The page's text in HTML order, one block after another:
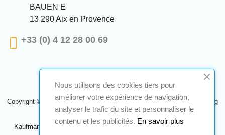
BAUEN E
13 290 Aix en Provence
+33 (0) 4 12 28 00 69
Copyright © 2024 A2S ATEX. Alle Rechte vorbehalten. Eine Realisierung
Navilog
Kaufmann, der von der offensichtlichen Meinung des Unternehmens
Nous utilisons des cookies tiers pour
améliorer votre expérience de navigation,
analyser le trafic du site et personnaliser le
contenu et les publicités. En savoir plus